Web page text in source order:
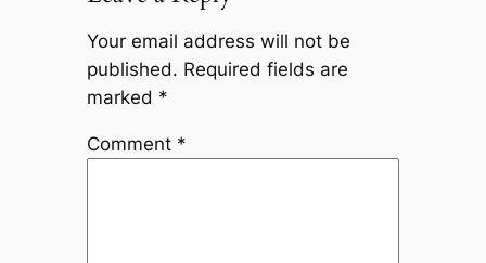
Your email address will not be
published. Required fields are
marked *
Comment *